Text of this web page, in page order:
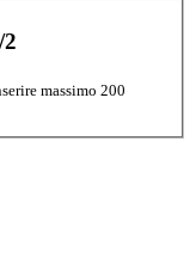
massimo 200